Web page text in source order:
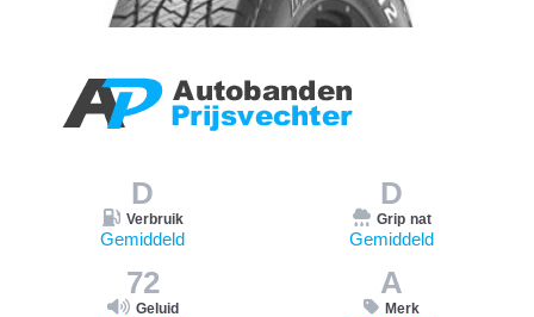
D
Verbruik
Gemiddeld
D
Grip nat
Gemiddeld
72
Geluid
A
Merk